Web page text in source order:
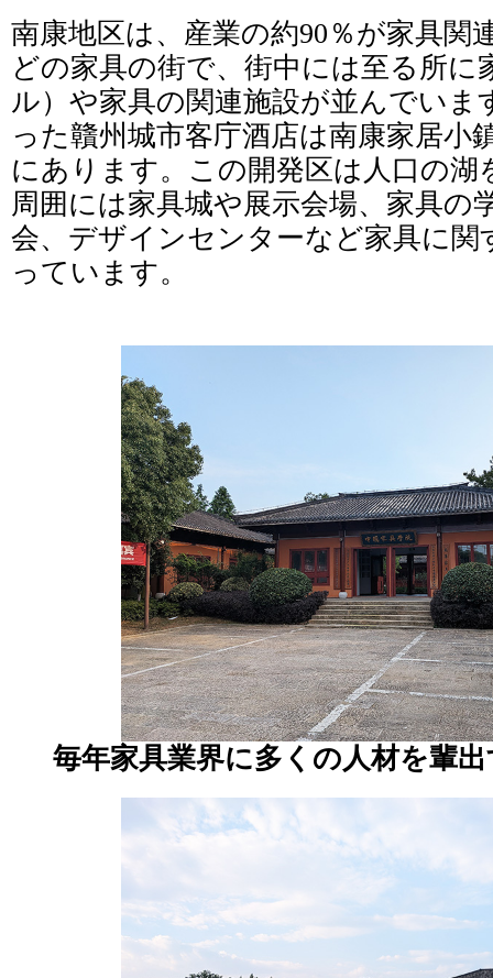
南康地区は、産業の約90％が家具関
どの家具の街で、街中には至る所に
ル）や家具の関連施設が並んでいま
った贛州城市客庁酒店は南康家居小
にあります。この開発区は人口の湖
周囲には家具城や展示会場、家具の
会、デザインセンターなど家具に関
っています。
毎年家具業界に多くの人材を輩